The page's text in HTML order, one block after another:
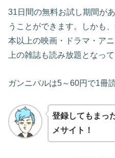
31日間の無料お試し期間が
うことができます。しかも
本以上の映画・ドラマ・ア
上の雑誌も読み放題となって
ガンニバルは5～60円で1冊
登録してもまっ
メサイト！